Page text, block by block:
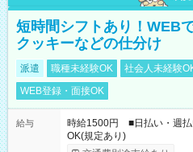
短時間シフトあり！WEB
クッキーなどの仕分け
派遣 職種未経験OK 社会人未経験
WEB登録・面接OK
給与
時給1500円 ■日払い・週
OK(規定あり)